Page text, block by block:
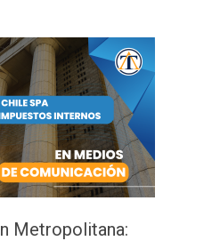
Metropolitana: